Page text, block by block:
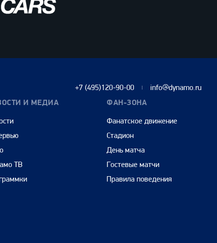
+7 (495)120-90-00 info@dynamo.ru
И МЕДИА
ТВ
ФАН-ЗОНА
Фанатское движение
Стадион
День матча
Гостевые матчи
Правила поведения